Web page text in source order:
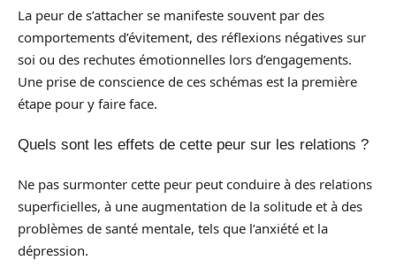
La peur de s’attacher se manifeste souvent par des
comportements d’évitement, des réflexions négatives sur
soi ou des rechutes émotionnelles lors d’engagements.
Une prise de conscience de ces schémas est la première
étape pour y faire face.
Quels sont les effets de cette peur sur les relations ?
Ne pas surmonter cette peur peut conduire à des relations
superficielles, à une augmentation de la solitude et à des
problèmes de santé mentale, tels que l’anxiété et la
dépression.